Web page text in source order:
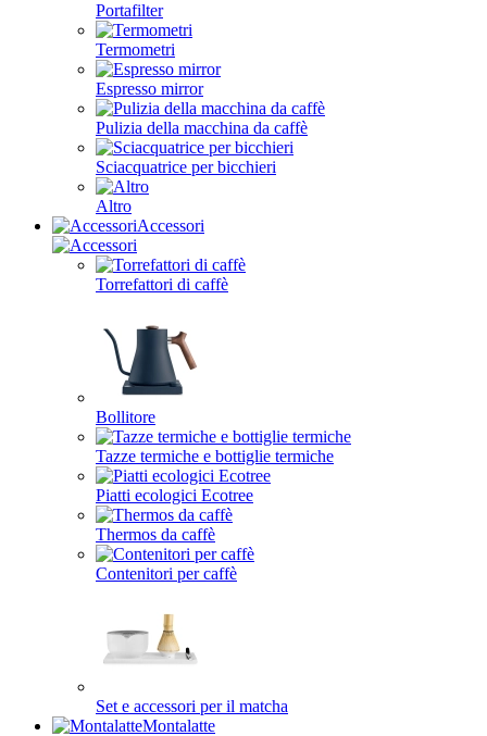
Portafilter
Termometri
Espresso mirror
Pulizia della macchina da caffè
Sciacquatrice per bicchieri
Altro
Accessori
Torrefattori di caffè
Bollitore
Tazze termiche e bottiglie termiche
Piatti ecologici Ecotree
Thermos da caffè
Contenitori per caffè
Set e accessori per il matcha
Montalatte